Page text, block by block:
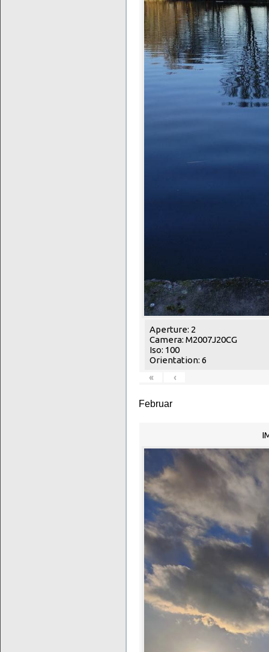
Aperture: 2
Camera: M2007J20CG
Iso: 100
Orientation: 6
«
‹
Februar